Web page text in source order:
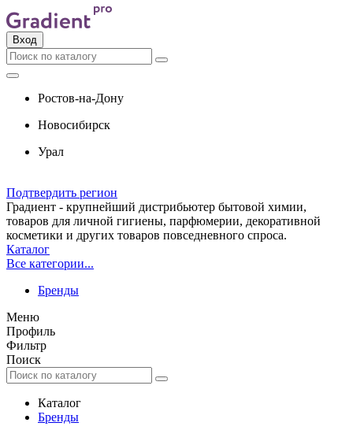
Вход
Ростов-на-Дону
Новосибирск
Урал
Подтвердить регион
Градиент - крупнейший дистрибьютер бытовой химии,
товаров для личной гигиены, парфюмерии, декоративной
косметики и других товаров повседневного спроса.
Каталог
Все категории...
Бренды
Меню
Профиль
Фильтр
Поиск
Каталог
Бренды